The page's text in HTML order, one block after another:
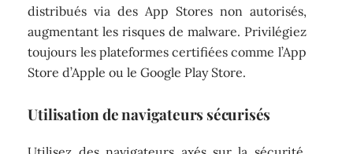
distribués via des App Stores non autorisés,
augmentant les risques de malware. Privilégiez
toujours les plateformes certifiées comme l’App
Store d’Apple ou le Google Play Store.
Utilisation de navigateurs sécurisés